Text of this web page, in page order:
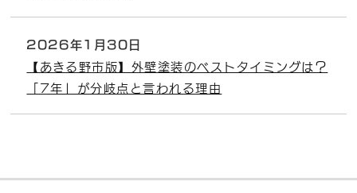
2026年1月30日
【あきる野市版】外壁塗装のベストタイミングは？
「7年」が分岐点と言われる理由